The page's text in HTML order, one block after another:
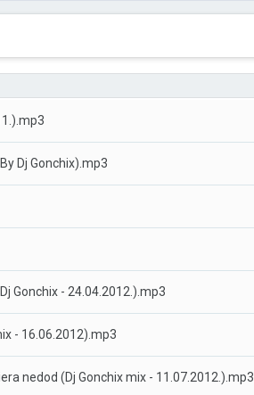
Dj Gonchix).mp3
Gonchix - 24.04.2012.).mp3
- 16.06.2012).mp3
nedod (Dj Gonchix mix - 11.07.2012.).mp3